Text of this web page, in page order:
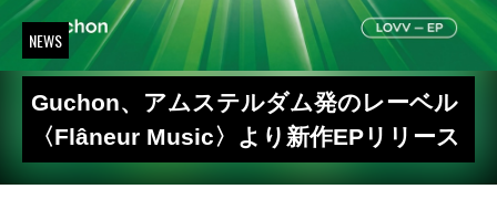
NEWS
Guchon、アムステルダム発のレーベル
〈Flâneur Music〉より新作EPリリース